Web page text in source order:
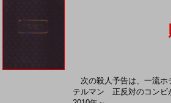
次の殺人予告は、一流ホ
テルマン 正反対のコン